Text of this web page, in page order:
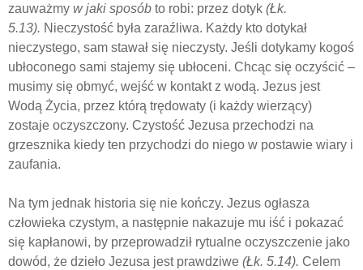
zauważmy w jaki sposób to robi: przez dotyk (Łk.
5.13). Nieczystość była zaraźliwa. Każdy kto dotykał
nieczystego, sam stawał się nieczysty. Jeśli dotykamy kogoś
ubłoconego sami stajemy się ubłoceni. Chcąc się oczyścić –
musimy się obmyć, wejść w kontakt z wodą. Jezus jest
Wodą Życia, przez którą trędowaty (i każdy wierzący)
zostaje oczyszczony. Czystość Jezusa przechodzi na
grzesznika kiedy ten przychodzi do niego w postawie wiary i
zaufania.
Na tym jednak historia się nie kończy. Jezus ogłasza
człowieka czystym, a następnie nakazuje mu iść i pokazać
się kapłanowi, by przeprowadził rytualne oczyszczenie jako
dowód, że dzieło Jezusa jest prawdziwe (Łk. 5.14). Celem